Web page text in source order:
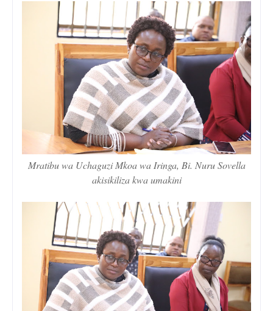
Mratibu wa Uchaguzi Mkoa wa Iringa, Bi. Nuru Sovella
akisikiliza kwa umakini